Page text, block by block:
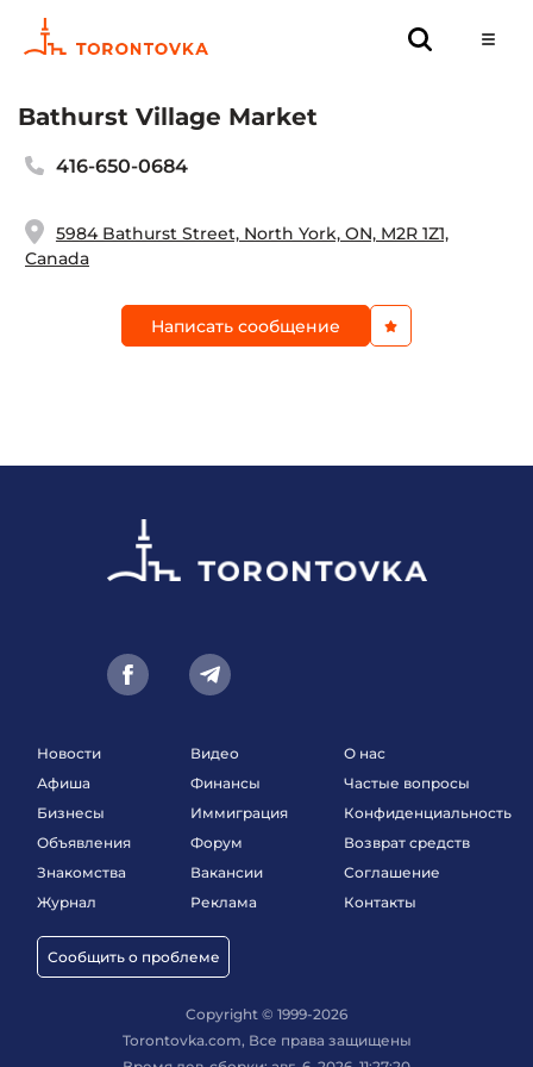
Bathurst Village Market
416-650-0684
5984 Bathurst Street, North York, ON, M2R 1Z1,
Canada
Написать сообщение
Новости
Афиша
Бизнесы
Объявления
Знакомства
Журнал
Сообщить о проблеме
Видео
Финансы
Иммиграция
Форум
Вакансии
Реклама
О нас
Частые вопросы
Конфиденциальность
Возврат средств
Соглашение
Контакты
Copyright © 1999-2026
Torontovka.com, Все права защищены